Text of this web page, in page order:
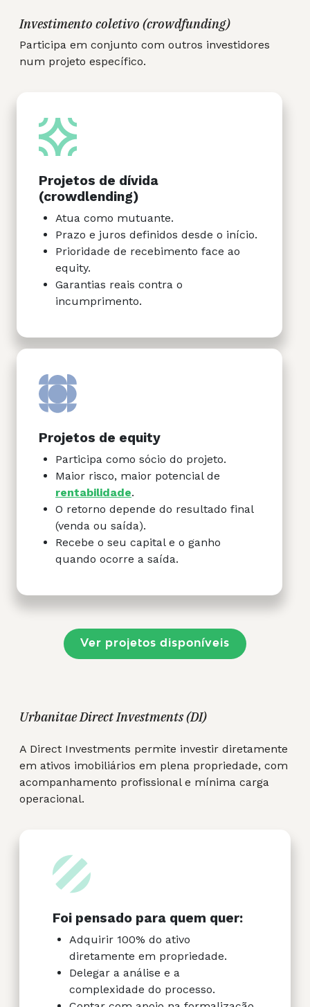
Investimento coletivo (crowdfunding)
Participa em conjunto com outros investidores
num projeto específico.
Projetos de dívida
(crowdlending)
Atua como mutuante.
Prazo e juros definidos desde o início.
Prioridade de recebimento face ao
equity.
Garantias reais contra o
incumprimento.
Projetos de equity
Participa como sócio do projeto.
Maior risco, maior potencial de
rentabilidade.
O retorno depende do resultado final
(venda ou saída).
Recebe o seu capital e o ganho
quando ocorre a saída.
Ver projetos disponíveis
Urbanitae Direct Investments (DI)
A Direct Investments permite investir diretamente
em ativos imobiliários em plena propriedade, com
acompanhamento profissional e mínima carga
operacional.
Foi pensado para quem quer:
Adquirir 100% do ativo
diretamente em propriedade.
Delegar a análise e a
complexidade do processo.